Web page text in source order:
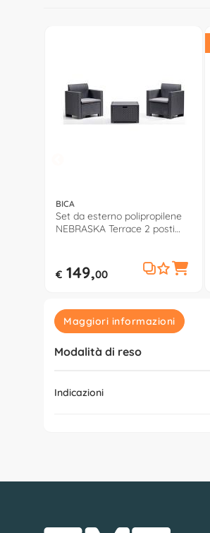
BICA
Set da esterno polipropilene
NEBRASKA Terrace 2 posti
€ 149,00
Maggiori informazioni
Modalità di reso
Indicazioni